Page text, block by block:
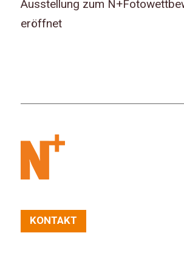
Ausstellung zum
eröffnet
KONTAKT